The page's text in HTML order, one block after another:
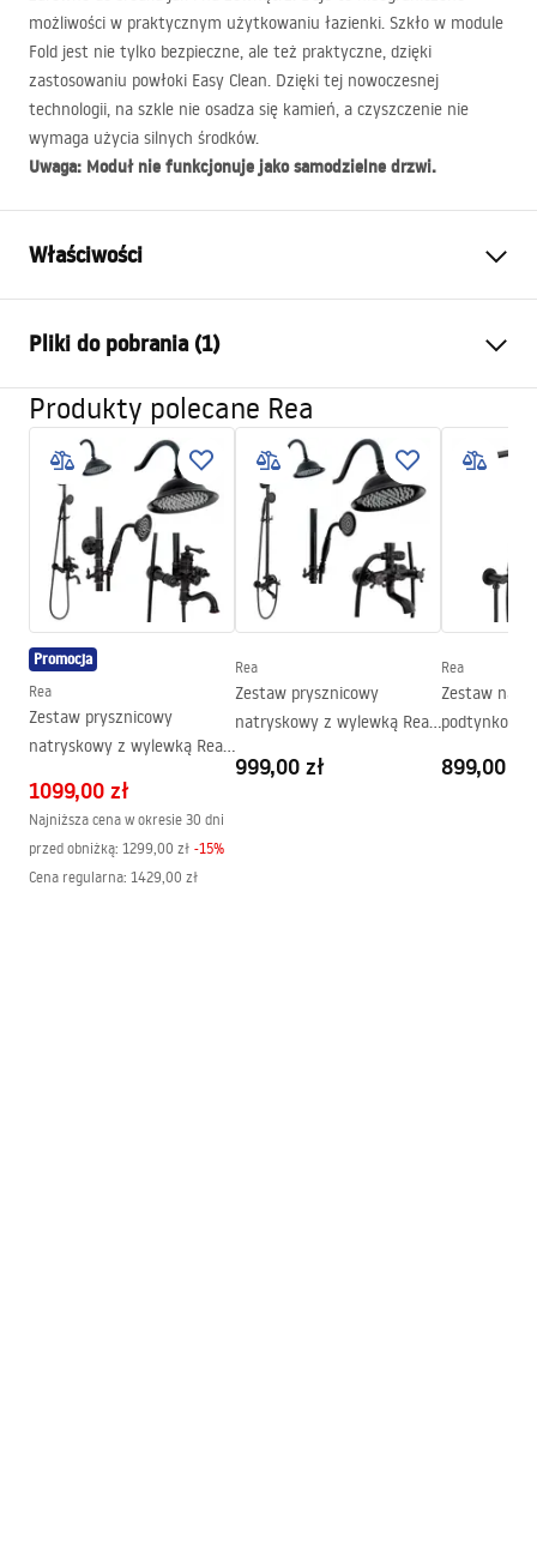
możliwości w praktycznym użytkowaniu łazienki. Szkło w module
Fold jest nie tylko bezpieczne, ale też praktyczne, dzięki
zastosowaniu powłoki Easy Clean. Dzięki tej nowoczesnej
technologii, na szkle nie osadza się kamień, a czyszczenie nie
wymaga użycia silnych środków.
Uwaga: Moduł nie funkcjonuje jako samodzielne drzwi.
Właściwości
Kolor
Typ kabiny
Narożna
Sposób otwierania
Składany
Montaż
Na brodziku lub posadzce
Wysokość (mm)
1900mm
Strona
Obustronna
Gwarancja
24 miesiące
Powłoka Easy Clean
Tak, po wewnętrznej stronie
Pliki do pobrania (1)
Instrukcja montażu
Instrukcja_montazu_FOLD.pdf
Produkty polecane Rea
Promocja
Rea
Zestaw prysznicowy
natryskowy z wylewką Rea
1099,00 zł
Najniższa cena w okresie 30 dni
przed obniżką: 1299,00 zł -15%
Cena regularna: 1429,00 zł
Rea
Zestaw prysznicowy
natryskowy z wylewką Rea
999,00 zł
Rea
Zestaw
podtynkowy
899,00 zł